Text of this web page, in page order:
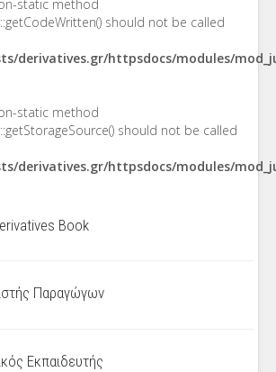
static method
should not be called
derivatives.gr/httpsdocs/modules/
static method
should not be called
derivatives.gr/httpsdocs/modules/
Book
Παραγώγων
Εκπαιδευτής